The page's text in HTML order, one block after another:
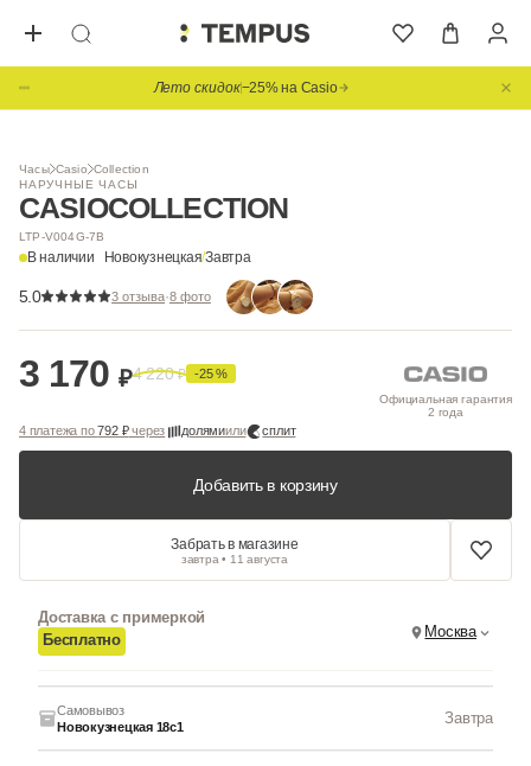
Лето скидок−25% на Casio
Часы Casio Collection
НАРУЧНЫЕ ЧАСЫ
CASIOCOLLECTION
LTP-V004G-7B
В наличии Новокузнецкая/Завтра
5.0 3 отзыва·8 фото
1/ 2
3 170 ₽4 220₽ -25 %
Официальная гарантия
2 года
4 платежа по792 ₽через долямиили сплит
Добавить в корзину
Забрать в магазине
завтра • 11 августа
Доставка с примеркой
Бесплатно
Москва
Самовывоз
Новокузнецкая 18с1
Завтра